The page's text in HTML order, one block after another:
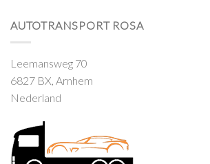
AUTOTRANSPORT ROSA
Leemansweg 70
6827 BX, Arnhem
Nederland